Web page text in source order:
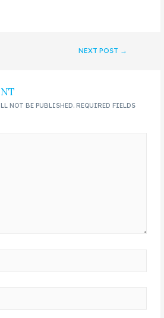
NEXT POST →
NOT BE PUBLISHED. REQUIRED FIELDS